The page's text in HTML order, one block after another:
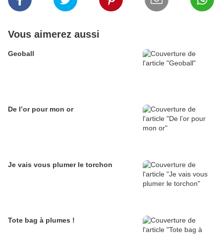
Vous aimerez aussi
Geoball
De l’or pour mon or
Je vais vous plumer le torchon
Tote bag à plumes !